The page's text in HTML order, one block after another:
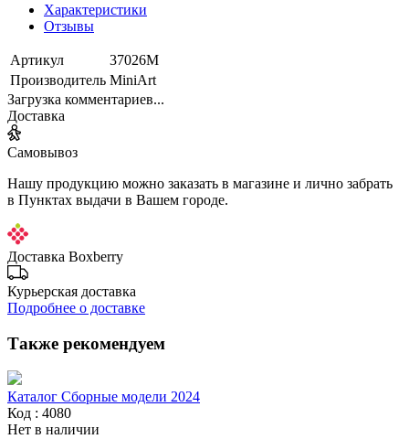
Характеристики
Отзывы
Артикул
37026М
Производитель MiniArt
Загрузка комментариев...
Доставка
Самовывоз
Нашу продукцию можно заказать в магазине и лично забрать
в Пунктах выдачи в Вашем городе.
Доставка Boxberry
Курьерская доставка
Подробнее о доставке
Также рекомендуем
Каталог Сборные модели 2024
Код : 4080
Нет в наличии